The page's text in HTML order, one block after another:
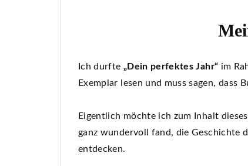
Ich durfte „Dein perfektes Jahr“ im
Exemplar lesen und muss sagen, dass
Eigentlich möchte ich zum Inhalt
ganz wundervoll fand, die Geschichte
entdecken.